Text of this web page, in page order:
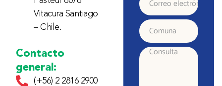
Vitacura Santiago
– Chile.
Contacto
general:
(+56) 2 2816 2900
Correo
electrónico
Comuna
Consulta